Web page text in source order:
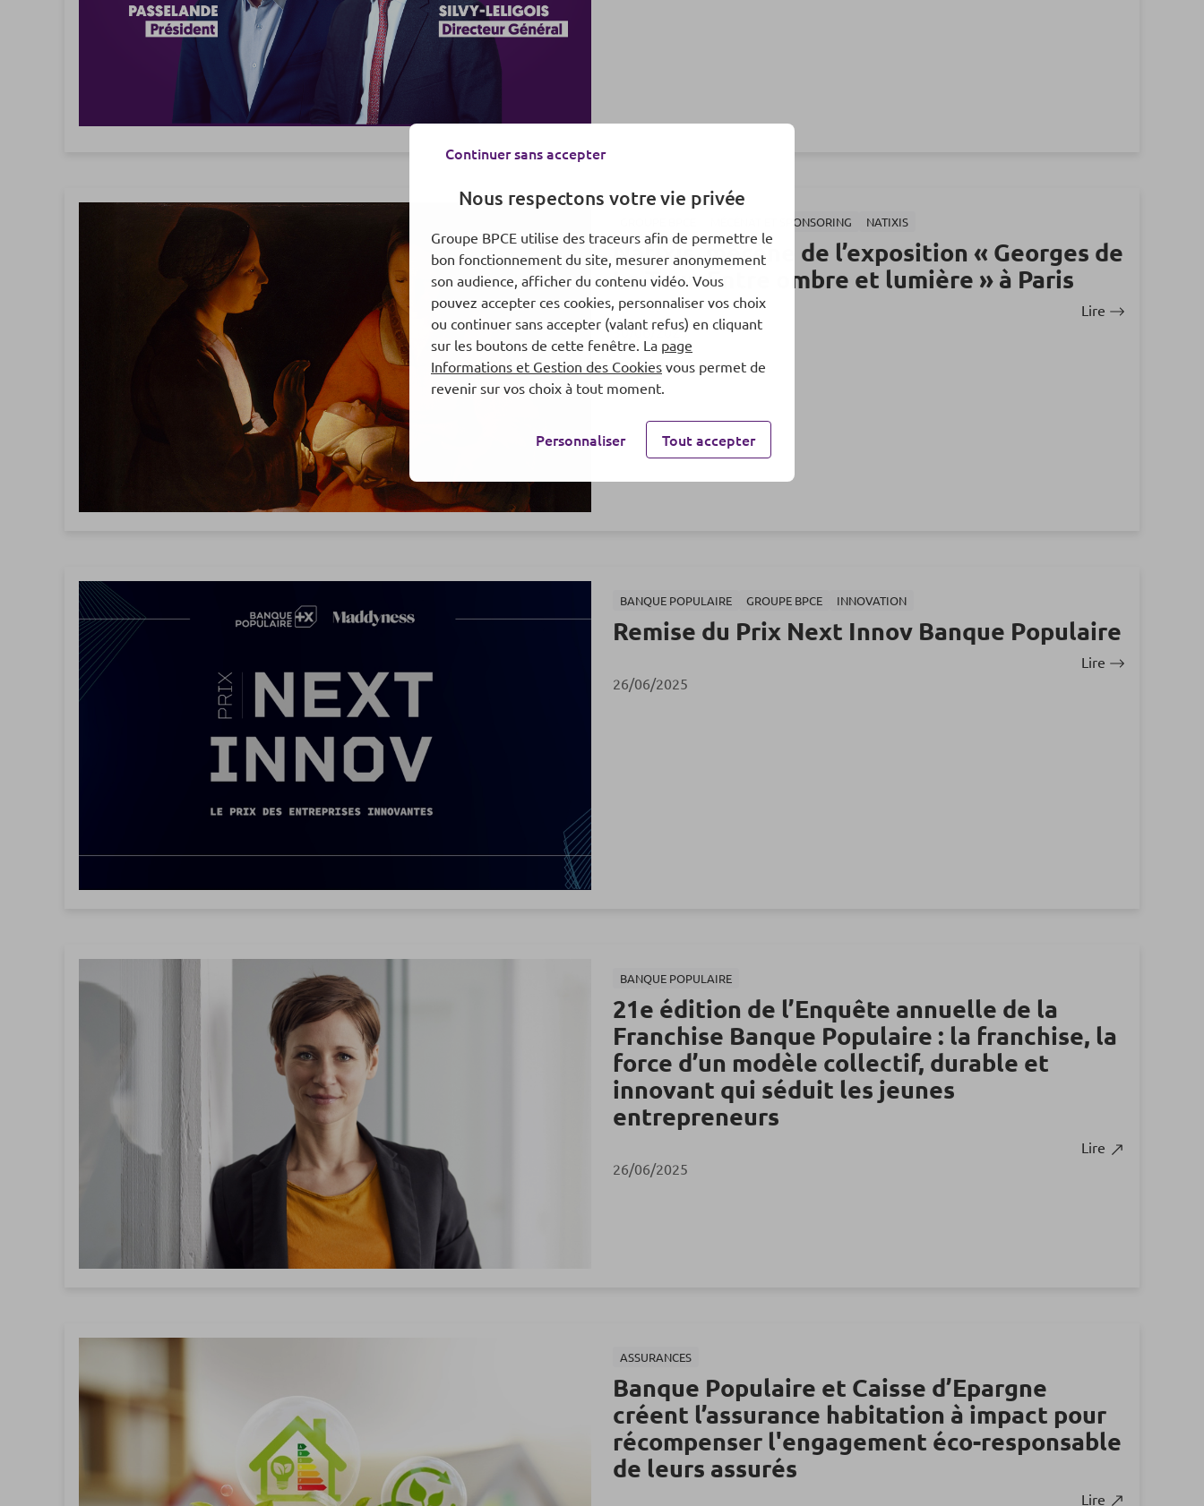
MÉCÉNAT ET SPONSORING NATIXIS
Natixis, mécène de l’exposition « Georges de
La Tour. Entre ombre et lumière » à Paris
30/06/2025
Lire
BANQUE POPULAIRE GROUPE BPCE INNOVATION
Remise du Prix Next Innov Banque Populaire
26/06/2025
Lire
BANQUE POPULAIRE
21e édition de l’Enquête annuelle de la
Franchise Banque Populaire : la franchise, la
force d’un modèle collectif, durable et
innovant qui séduit les jeunes
entrepreneurs
26/06/2025
Lire
ASSURANCES
Banque Populaire et Caisse d’Epargne
créent l’assurance habitation à impact pour
récompenser l'engagement éco-responsable
de leurs assurés
Lire
Continuer sans accepter
Nous respectons votre vie privée
Groupe BPCE utilise des traceurs afin de permettre le
bon fonctionnement du site, mesurer anonymement
son audience, afficher du contenu vidéo. Vous
pouvez accepter ces cookies, personnaliser vos choix
ou continuer sans accepter (valant refus) en cliquant
sur les boutons de cette fenêtre. La page
Informations et Gestion des Cookies vous permet de
revenir sur vos choix à tout moment.
Personnaliser Tout accepter